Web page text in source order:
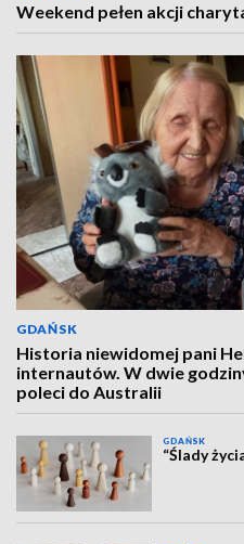
Weekend pełen akcji
GDAŃSK
Historia niewidomej pani
internautów. W dwie
poleci do Australii
GDAŃSK
“Ślady